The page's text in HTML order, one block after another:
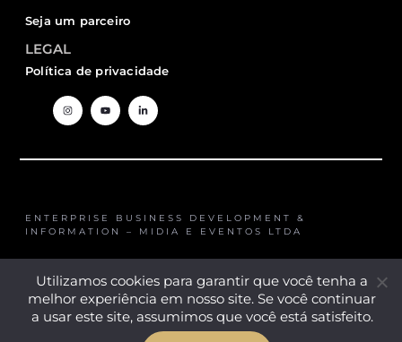
Seja um parceiro
LEGAL
Política de privacidade
ENTERPRISE BUSINESS DEVELOPMENT &
INFORMATION – MIDIA E EVENTOS LTDA
COPYRIGHT © 2024 EBDI
Utilizamos cookies para garantir que você tenha a
melhor experiência em nosso site. Se você continuar
a usar este site, assumimos que você está satisfeito.